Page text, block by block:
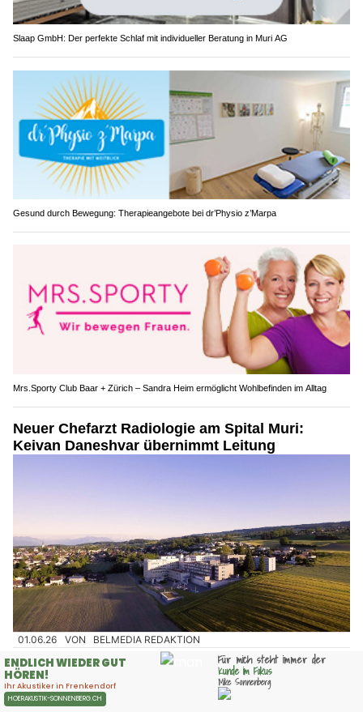
Slaap GmbH: Der perfekte Schlaf mit individueller Beratung in Muri AG
Gesund durch Bewegung: Therapieangebote bei dr’Physio z’Marpa
Mrs.Sporty Club Baar + Zürich – Sandra Heim ermöglicht Wohlbefinden im Alltag
Neuer Chefarzt Radiologie am Spital Muri:
Keivan Daneshvar übernimmt Leitung
01.06.26 VON BELMEDIA REDAKTION
Die Spitalleitung hat PD Dr. med. Keivan Daneshvar zum
neuen Chefarzt Radiologie gewählt.
Er tritt seine Funktion am 1. Dezember 2026 an und übernimmt